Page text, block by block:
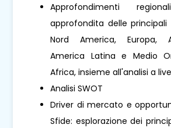
Approfondimenti
approfondita delle
Nord America, Europa,
America Latina e Medio
Africa, insieme all'analisi a
Analisi SWOT
Driver di mercato e
Sfide: esplorazione dei